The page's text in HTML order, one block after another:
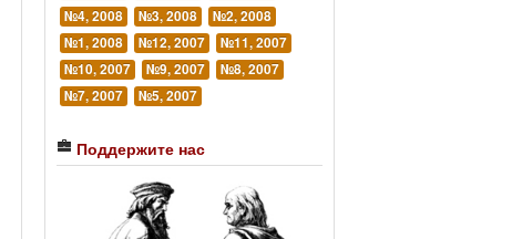
№4, 2008
№3, 2008
№2, 2008
№1, 2008
№12, 2007
№11, 2007
№10, 2007
№9, 2007
№8, 2007
№7, 2007
№5, 2007
Поддержите нас